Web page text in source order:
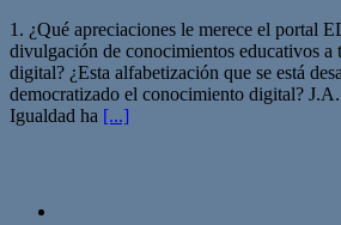
1. ¿Qué apreciaciones le merece el portal
divulgación de conocimientos educativos a
digital? ¿Esta alfabetización que se está
democratizado el conocimiento digital?
Igualdad ha [...]